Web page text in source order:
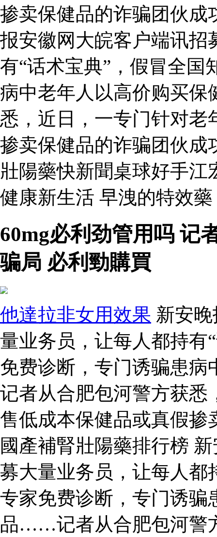
掺卖保健品的诈骗团伙成
报安徽网大皖客户端讯招
有“话术宝典”，假冒全国
病中老年人以高价购买
悉，近日，一专门针对老
掺卖保健品的诈骗团伙成
壯陽藥快新聞桌球好手
健康新生活 早洩的特效藥
60mg必利劲管用吗 记
骗局 必利勁購買
他達拉非女用效果 新安
量业务员，让每人都持有
免费诊断，专门诱骗患
记者从合肥包河警方获悉
售低成本保健品或真假掺
國產補腎壯陽藥排行榜
募大量业务员，让每人都
专家免费诊断，专门诱骗
品……记者从合肥包河警